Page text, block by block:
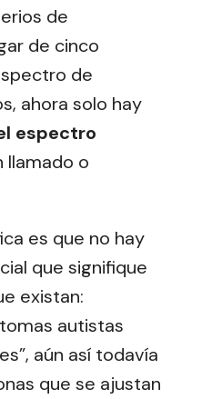
de
de cinco
de
ahora solo hay
espectro
llamado o
es que no hay
que signifique
existan:
autistas
aún así todavía
que se ajustan